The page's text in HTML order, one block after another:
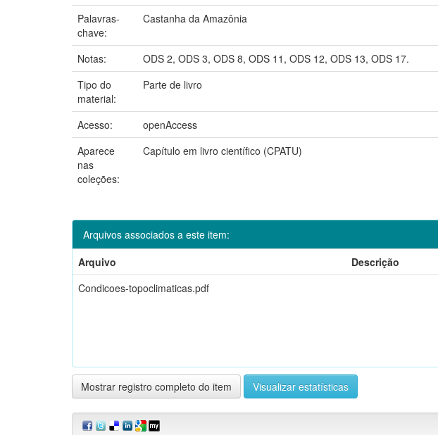
Palavras-
chave:
Castanha da Amazônia
Notas:
ODS 2, ODS 3, ODS 8, ODS 11, ODS 12, ODS 13, ODS 17.
Tipo do
material:
Parte de livro
Acesso:
openAccess
Aparece
nas
coleções:
Capítulo em livro científico (CPATU)
Arquivos associados a este item:
Arquivo
Descrição
Condicoes-topoclimaticas.pdf
Mostrar registro completo do item Visualizar estatísticas